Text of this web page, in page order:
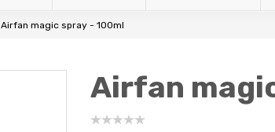
Airfan magic spray - 100ml
Airfan